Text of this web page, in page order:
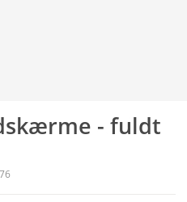
- fuldt
76